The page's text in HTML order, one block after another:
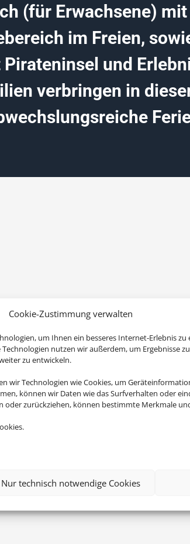
Cookie-Zustimmung verwalten
um Ihnen ein besseres Internet-Erlebnis
nutzen wir außerdem, um Ergebnisse
zu entwickeln.
wir Technologien wie Cookies, um
können wir Daten wie das Surfverhalten oder
oder zurückziehen, können bestimmte Merkmale
Nur technisch notwendige Cookies
(für Erwachsene) mit
im Freien,
und
verbringen in